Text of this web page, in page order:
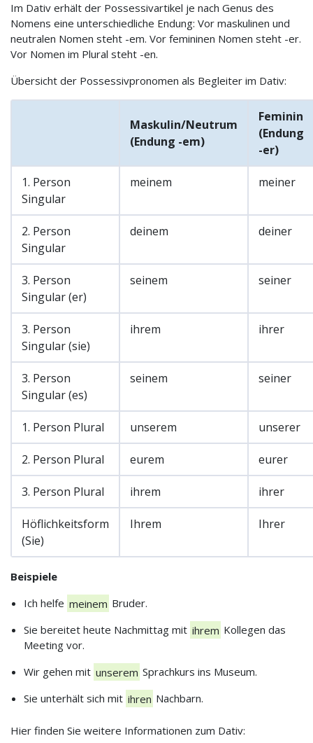
Im Dativ erhält der Possessivartikel je nach Genus des
Nomens eine unterschiedliche Endung: Vor maskulinen und
neutralen Nomen steht -em. Vor femininen Nomen steht -er.
Vor Nomen im Plural steht -en.
Übersicht der Possessivpronomen als Begleiter im Dativ:
Maskulin/Neutrum
(Endung -em)
Feminin
(Endung
-er)
1. Person
Singular
meinem meiner
2. Person
Singular
deinem deiner
3. Person
Singular (er)
seinem seiner
3. Person
Singular (sie)
ihrem ihrer
3. Person
Singular (es)
seinem seiner
1. Person Plural unserem unserer
2. Person Plural eurem eurer
3. Person Plural ihrem ihrer
Höflichkeitsform
(Sie)
Ihrem Ihrer
Beispiele
Ich helfe meinem Bruder.
Sie bereitet heute Nachmittag mit ihrem Kollegen das
Meeting vor.
Wir gehen mit unserem Sprachkurs ins Museum.
Sie unterhält sich mit ihren Nachbarn.
Hier finden Sie weitere Informationen zum Dativ: